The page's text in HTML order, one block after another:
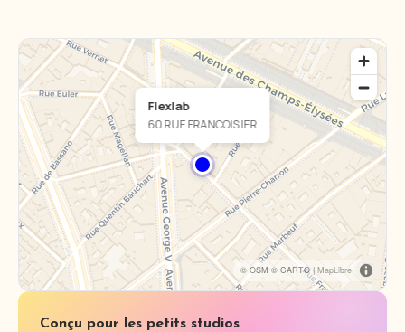
© OSM © CARTO | MapLibre
Flexlab
60 RUE FRANCOIS IER
Conçu pour les petits studios